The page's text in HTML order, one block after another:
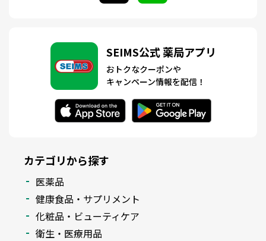
SEIMS公式 薬局アプリ
おトクなクーポンや
キャンペーン情報を配信！
カテゴリから探す
医薬品
健康食品・サプリメント
化粧品・ビューティケア
衛生・医療用品